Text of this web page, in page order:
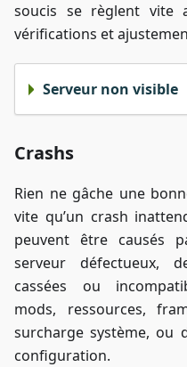
soucis se règlent vite
vérifications et
Serveur non visible
Crashs
Rien ne gâche une
vite qu’un crash
peuvent être causés
serveur défectueux,
cassées ou
mods, ressources,
surcharge système, ou
configuration.